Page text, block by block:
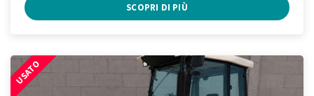
SCOPRI DI PIÙ
USATO